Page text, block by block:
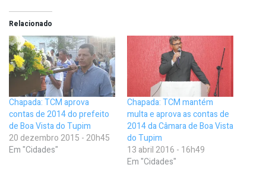
Relacionado
Chapada: TCM aprova
contas de 2014 do prefeito
de Boa Vista do Tupim
20 dezembro 2015 - 20h45
Em "Cidades"
Chapada: TCM mantém
multa e aprova as contas de
2014 da Câmara de Boa Vista
do Tupim
13 abril 2016 - 16h49
Em "Cidades"